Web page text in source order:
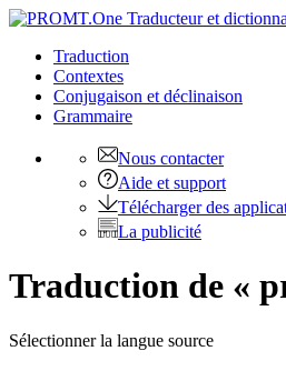
Traduction
Contextes
Conjugaison et déclinaison
Grammaire
Nous contacter
Aide et support
Télécharger des
La publicité
Traduction de «
Sélectionner la langue source